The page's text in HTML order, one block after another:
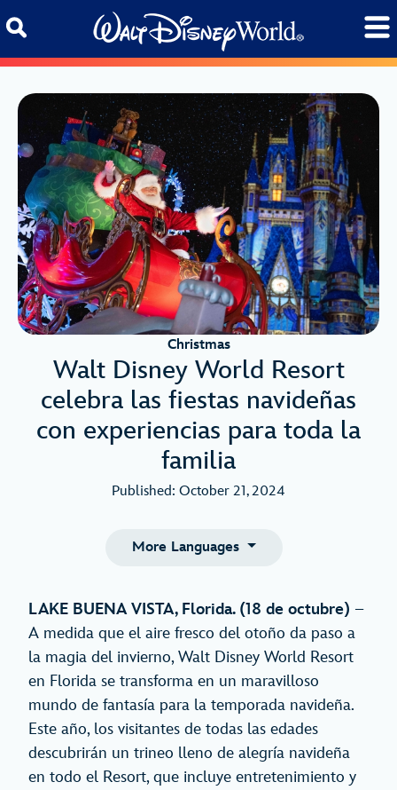
Christmas
Walt Disney World Resort
celebra las fiestas navideñas
con experiencias para toda la
familia
Published: October 21, 2024
More Languages
LAKE BUENA VISTA, Florida. (18 de octubre) –
A medida que el aire fresco del otoño da paso a
la magia del invierno, Walt Disney World Resort
en Florida se transforma en un maravilloso
mundo de fantasía para la temporada navideña.
Este año, los visitantes de todas las edades
descubrirán un trineo lleno de alegría navideña
en todo el Resort, que incluye entretenimiento y